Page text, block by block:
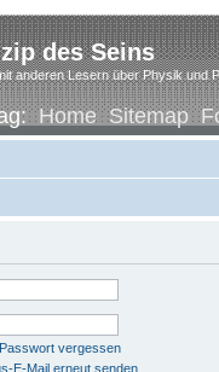
des Seins
anderen Lesern über Physik und
Home Sitemap
vergessen
E-Mail erneut senden